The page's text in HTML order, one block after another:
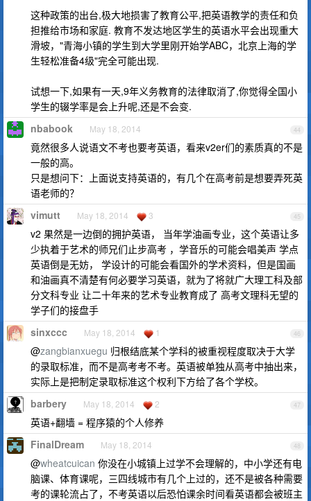
这种政策的出台,极大地损害了教育公平,把英语教学的责任和负
担推给市场和家庭. 教育不发达地区学生的英语水平会出现重大
滑坡，"青海小镇的学生到大学里刚开始学ABC，北京上海的学
生轻松准备4级"完全可能出现.
试想一下,如果有一天,9年义务教育的法律取消了,你觉得全国小
学生的辍学率是会上升呢,还是不会变.
44
nbabook May 18, 2014
竟然很多人说语文不考也要考英语，看来v2er们的素质真的不是
一般的高。
只是想问下：上面说支持英语的，有几个在高考前是想要弄死英
语老师的？
45
vimutt May 18, 2014 3
v2 果然是一边倒的拥护英语， 当年学油画专业，这个英语让多
少执着于艺术的师兄们止步高考 ，学音乐的可能会唱美声 学点
英语倒是无妨， 学设计的可能会看国外的学术资料，但是国画
和油画真不清楚有何必要学习英语，就为了将就广大理工科及部
分文科专业 让二十年来的艺术专业教育成了 高考文理科无望的
学子们的接盘手
46
sinxccc May 18, 2014 1
@zangbianxuegu 归根结底某个学科的被重视程度取决于大学
的录取标准，而不是高考考不考。英语被单独从高考中抽出来，
实际上是把制定录取标准这个权利下方给了各个学校。
47
barbery May 18, 2014 2
英语+翻墙 = 程序猿的个人修养
48
FinalDream May 18, 2014
@wheatcuican 你没在小城镇上过学不会理解的，中小学还有电
脑课、体育课呢，三四线城市有几个上过的，还不是被各种需要
考的课轮流占了，不考英语以后恐怕课余时间看英语都会被班主